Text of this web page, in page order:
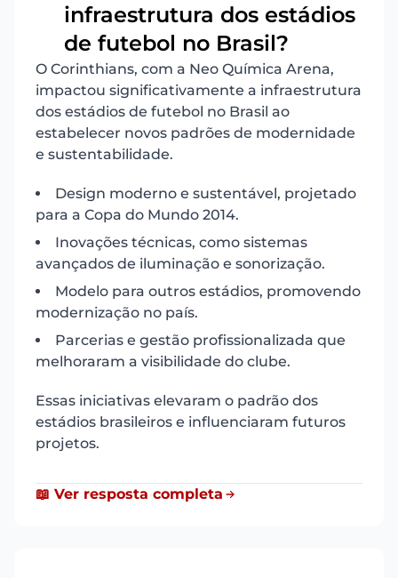
infraestrutura dos estádios
de futebol no Brasil?
O Corinthians, com a Neo Química Arena,
impactou significativamente a infraestrutura
dos estádios de futebol no Brasil ao
estabelecer novos padrões de modernidade
e sustentabilidade.
Design moderno e sustentável, projetado
para a Copa do Mundo 2014.
Inovações técnicas, como sistemas
avançados de iluminação e sonorização.
Modelo para outros estádios, promovendo
modernização no país.
Parcerias e gestão profissionalizada que
melhoraram a visibilidade do clube.
Essas iniciativas elevaram o padrão dos
estádios brasileiros e influenciaram futuros
projetos.
📖 Ver resposta completa